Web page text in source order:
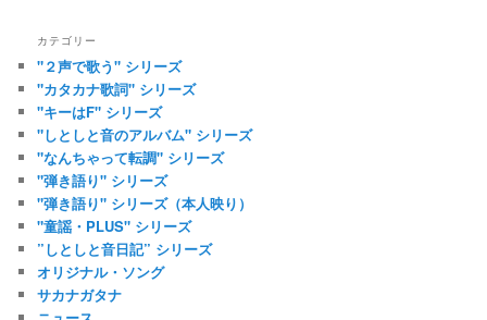
カテゴリー
"２声で歌う" シリーズ
"カタカナ歌詞" シリーズ
"キーはF" シリーズ
"しとしと音のアルバム" シリーズ
"なんちゃって転調" シリーズ
"弾き語り" シリーズ
"弾き語り" シリーズ（本人映り）
"童謡・PLUS" シリーズ
”しとしと音日記” シリーズ
オリジナル・ソング
サカナガタナ